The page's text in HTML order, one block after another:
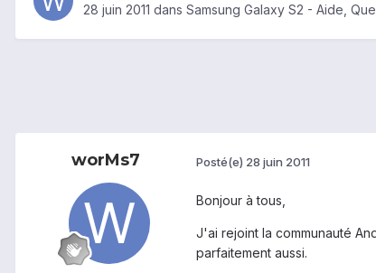
28 juin 2011 dans Samsung Galaxy S2 - Aide,
worMs7 Posté(e) 28 juin 2011
Bonjour à tous,
J'ai rejoint la communauté
parfaitement aussi.